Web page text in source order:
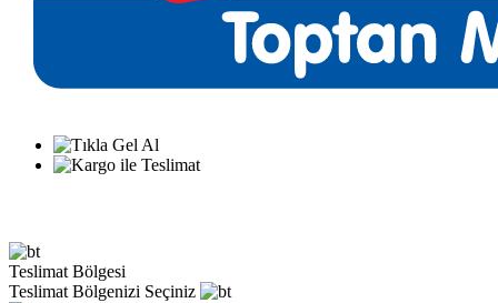
Teslimat Bölgesi
Teslimat Bölgenizi Seçiniz